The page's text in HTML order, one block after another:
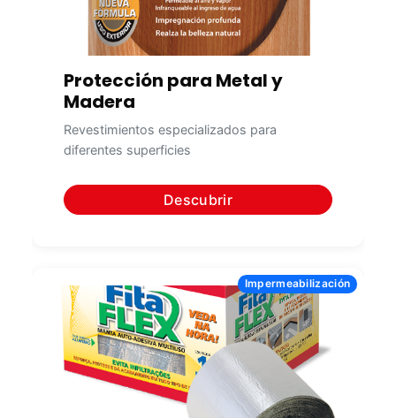
Protección para Metal y
Madera
Revestimientos especializados para
diferentes superficies
Descubrir
Impermeabilización